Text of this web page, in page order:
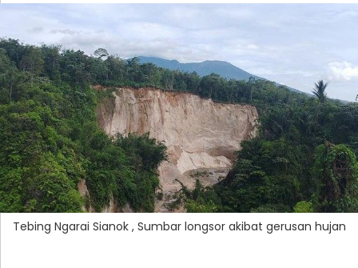
Tebing Ngarai Sianok , Sumbar longsor akibat gerusan hujan